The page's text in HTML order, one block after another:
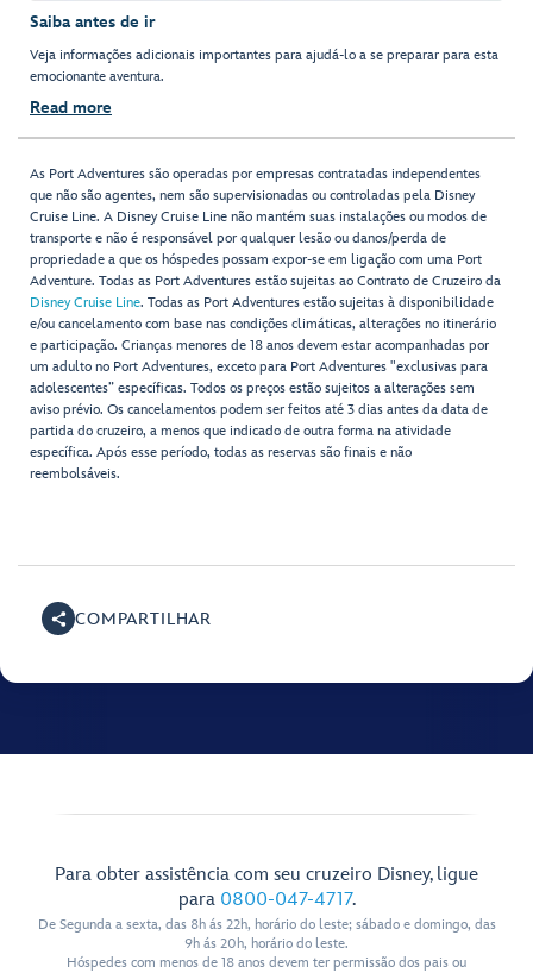
Saiba antes de ir
Veja informações adicionais importantes para ajudá-lo a se preparar para esta
emocionante aventura.
Read more
As Port Adventures são operadas por empresas contratadas independentes
que não são agentes, nem são supervisionadas ou controladas pela Disney
Cruise Line. A Disney Cruise Line não mantém suas instalações ou modos de
transporte e não é responsável por qualquer lesão ou danos/perda de
propriedade a que os hóspedes possam expor-se em ligação com uma Port
Adventure. Todas as Port Adventures estão sujeitas ao Contrato de Cruzeiro da
Disney Cruise Line. Todas as Port Adventures estão sujeitas à disponibilidade
e/ou cancelamento com base nas condições climáticas, alterações no itinerário
e participação. Crianças menores de 18 anos devem estar acompanhadas por
um adulto no Port Adventures, exceto para Port Adventures "exclusivas para
adolescentes” específicas. Todos os preços estão sujeitos a alterações sem
aviso prévio. Os cancelamentos podem ser feitos até 3 dias antes da data de
partida do cruzeiro, a menos que indicado de outra forma na atividade
específica. Após esse período, todas as reservas são finais e não
reembolsáveis.
COMPARTILHAR
Para obter assistência com seu cruzeiro Disney, ligue
para 0800-047-4717.
De Segunda a sexta, das 8h ás 22h, horário do leste; sábado e domingo, das
9h ás 20h, horário do leste.
Hóspedes com menos de 18 anos devem ter permissão dos pais ou